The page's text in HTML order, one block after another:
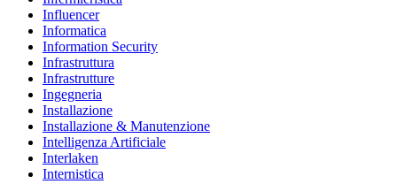
Influencer
Informatica
Information Security
Infrastruttura
Infrastrutture
Ingegneria
Installazione
Installazione & Manutenzione
Intelligenza Artificiale
Interlaken
Internistica